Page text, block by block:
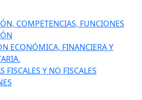
COMPETENCIAS, FUNCIONES
ECONÓMICA, FINANCIERA Y
FISCALES Y NO FISCALES